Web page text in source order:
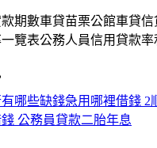
期數車貸苗栗公館車貸
覽表公務人員信用貸款
哪些缺錢急用哪裡借錢 2
公務員貸款二胎年息